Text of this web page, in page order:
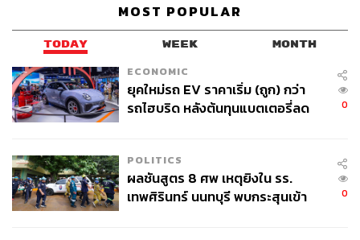
มานาน โดยณัฐพงษ์เสนอว่าหน่วยงานของรัฐต้องมีการ
ทบทวนที่มาและวัตถุประสงค์ ภารกิจด้านความมั่นคงภายใน
ประเทศมีความหลากหลายและซ้ำซ้อนกัน พร้อมยกตัวอย่าง
ประเทศเวียดนามที่มีการควบรวมระดับจังหวัด การพิจารณา
ทบทวน ยุบ หรือควบรวมหน่วยงานที่มีภารกิจซ้ำซ้อน เป็นก
ระบวนการที่สามารถกระทำได้เพื่อประโยชน์ของประชาชน
และการประหยัดงบประมาณแผ่นดิน
TAGS: พ.ร.ก. กู้เงิน พ.ร.ก. เงินกู้
พรรคประชาชน
Vietnam
พรรคประชาธิปัตย์
คณะรัฐมนตรี
ศาลรัฐธรรมนูญ ศิริกัญญา ตันสกุล
MOST POPULAR
TODAY WEEK MONTH
ECONOMIC
ยุคใหม่รถ EV ราคาเริ่ม (ถูก) กว่า
รถไฮบริด หลังต้นทุนแบตเตอรี่ลด
0
POLITICS
ผลชันสูตร 8 ศพ เหตุยิงใน รร.
เทพศิรินทร์ นนทบุรี พบกระสุนเข้า
0